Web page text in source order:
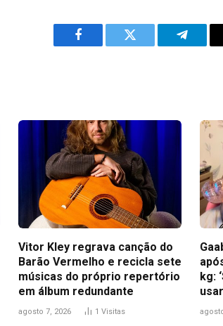
Facebook Twitter
Vitor Kley regrava canção do
Barão Vermelho e recicla sete
músicas do próprio repertório
em álbum redundante
agosto 7, 2026 1 Visitas
kg: